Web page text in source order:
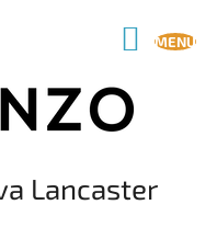
Lancaster